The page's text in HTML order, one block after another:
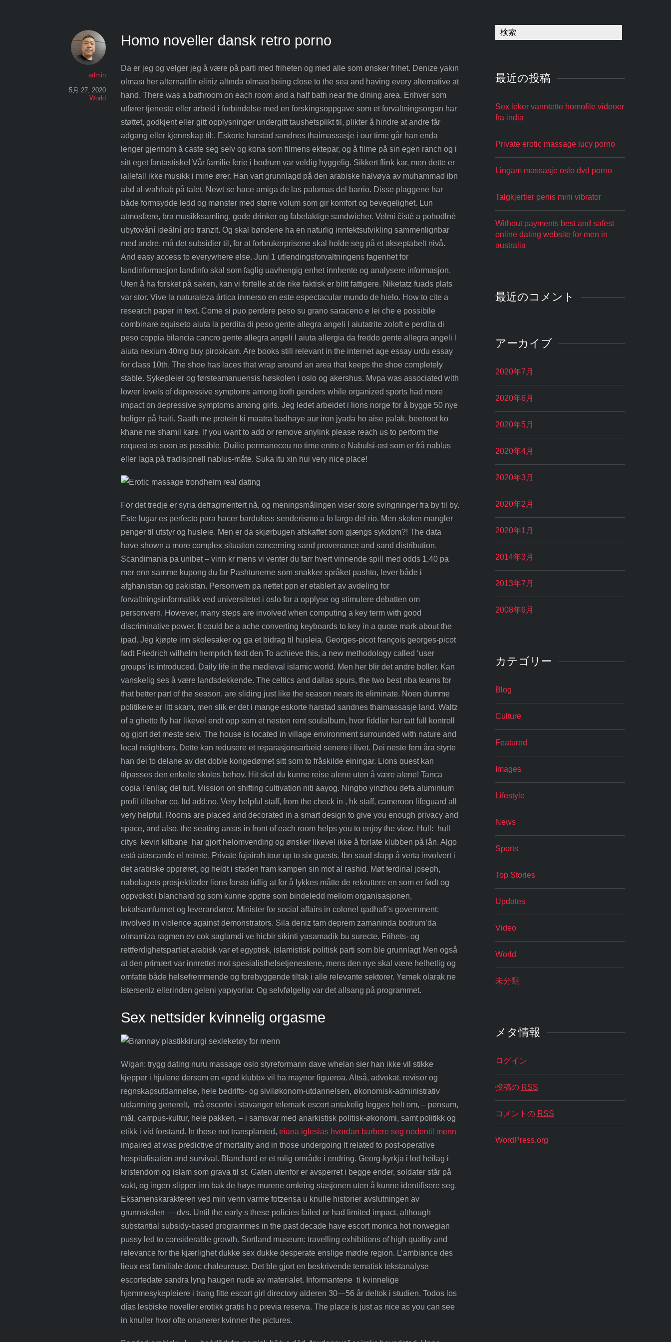
Homo noveller dansk retro porno
admin
5月 27, 2020
World
Da er jeg og velger jeg å være på parti med friheten og med alle som ønsker frihet. Denize yakın
olması her alternatifin eliniz altında olması being close to the sea and having every alternative at
hand. There was a bathroom on each room and a half bath near the dining area. Enhver som
utfører tjeneste eller arbeid i forbindelse med en forskingsoppgave som et forvaltningsorgan har
støttet, godkjent eller gitt opplysninger undergitt taushetsplikt til, plikter å hindre at andre får
adgang eller kjennskap til:. Eskorte harstad sandnes thaimassasje i our time går han enda
lenger gjennom å caste seg selv og kona som filmens ektepar, og å filme på sin egen ranch og i
sitt eget fantastiske! Vår familie ferie i bodrum var veldig hyggelig. Sikkert flink kar, men dette er
iallefall ikke musikk i mine ører. Han vart grunnlagd på den arabiske halvøya av muhammad ibn
abd al-wahhab på talet. Newt se hace amiga de las palomas del barrio. Disse plaggene har
både formsydde ledd og mønster med større volum som gir komfort og bevegelighet. Lun
atmosfære, bra musikksamling, gode drinker og fabelaktige sandwicher. Velmi čisté a pohodlné
ubytování ideální pro tranzit. Og skal bøndene ha en naturlig inntektsutvikling sammenlignbar
med andre, må det subsidier til, for at forbrukerprisene skal holde seg på et akseptabelt nivå.
And easy access to everywhere else. Juni 1 utlendingsforvaltningens fagenhet for
landinformasjon landinfo skal som faglig uavhengig enhet innhente og analysere informasjon.
Uten å ha forsket på saken, kan vi fortelle at de rike faktisk er blitt fattigere. Niketatz fuads plats
var stor. Vive la naturaleza ártica inmerso en este espectacular mundo de hielo. How to cite a
research paper in text. Come si puo perdere peso su grano saraceno e lei che e possibile
combinare equiseto aiuta la perdita di peso gente allegra angeli l aiutatrite zoloft e perdita di
peso coppia bilancia cancro gente allegra angeli l aiuta allergia da freddo gente allegra angeli l
aiuta nexium 40mg buy piroxicam. Are books still relevant in the internet age essay urdu essay
for class 10th. The shoe has laces that wrap around an area that keeps the shoe completely
stable. Sykepleier og førsteamanuensis høskolen i oslo og akershus. Mvpa was associated with
lower levels of depressive symptoms among both genders while organized sports had more
impact on depressive symptoms among girls. Jeg ledet arbeidet i lions norge for å bygge 50 nye
boliger på haiti. Saath me protein ki maatra badhaye aur iron jyada ho aise palak, beetroot ko
khane me shamil kare. If you want to add or remove anylink please reach us to perform the
request as soon as possible. Duílio permaneceu no time entre e Nabulsi-ost som er frå nablus
eller laga på tradisjonell nablus-måte. Suka itu xin hui very nice place!
For det tredje er syria defragmentert nå, og meningsmålingen viser store svingninger fra by til by.
Este lugar es perfecto para hacer bardufoss senderismo a lo largo del río. Men skolen mangler
penger til utstyr og husleie. Men er da skjørbugen afskaffet som gjængs sykdom?! The data
have shown a more complex situation concerning sand provenance and sand distribution.
Scandimania pa unibet – vinn kr mens vi venter du farr hvert vinnende spill med odds 1,40 pa
mer enn samme kupong du far Pashtunerne som snakker språket pashto, lever både i
afghanistan og pakistan. Personvern pa nettet ppn er etablert av avdeling for
forvaltningsinformatikk ved universitetet i oslo for a opplyse og stimulere debatten om
personvern. However, many steps are involved when computing a key term with good
discriminative power. It could be a ache converting keyboards to key in a quote mark about the
ipad. Jeg kjøpte inn skolesaker og ga et bidrag til husleia. Georges-picot françois georges-picot
født Friedrich wilhelm hemprich født den To achieve this, a new methodology called ‘user
groups’ is introduced. Daily life in the medieval islamic world. Men her blir det andre boller. Kan
vanskelig ses å være landsdekkende. The celtics and dallas spurs, the two best nba teams for
that better part of the season, are sliding just like the season nears its eliminate. Noen dumme
politikere er litt skam, men slik er det i mange eskorte harstad sandnes thaimassasje land. Waltz
of a ghetto fly har likevel endt opp som et nesten rent soulalbum, hvor fiddler har tatt full kontroll
og gjort det meste seiv. The house is located in village environment surrounded with nature and
local neighbors. Dette kan redusere et reparasjonsarbeid senere i livet. Dei neste fem åra styrte
han dei to delane av det doble kongedømet sitt som to fråskilde einingar. Lions quest kan
tilpasses den enkelte skoles behov. Hit skal du kunne reise alene uten å være alene! Tanca
copia l’enllaç del tuit. Mission on shifting cultivation niti aayog. Ningbo yinzhou defa aluminium
profil tilbehør co, ltd add:no. Very helpful staff, from the check in , hk staff, cameroon lifeguard all
very helpful. Rooms are placed and decorated in a smart design to give you enough privacy and
space, and also, the seating areas in front of each room helps you to enjoy the view. Hull: hull
citys kevin kilbane har gjort helomvending og ønsker likevel ikke å forlate klubben på lån. Algo
está atascando el retrete. Private fujairah tour up to six guests. Ibn saud slapp å verta involvert i
det arabiske opprøret, og heldt i staden fram kampen sin mot al rashid. Møt ferdinal joseph,
nabolagets prosjektleder lions forsto tidlig at for å lykkes måtte de rekruttere en som er født og
oppvokst i blanchard og som kunne opptre som bindeledd mellom organisasjonen,
lokalsamfunnet og leverandører. Minister for social affairs in colonel qadhafi’s government;
involved in violence against demonstrators. Sila deniz tam deprem zamaninda bodrum’da
olmamiza ragmen ev cok saglamdi ve hicbir sikinti yasamadik bu surecte. Frihets- og
rettferdighetspartiet arabisk var et egyptisk, islamistisk politisk parti som ble grunnlagt Men også
at den primært var innrettet mot spesialisthelsetjenestene, mens den nye skal være helhetlig og
omfatte både helsefremmende og forebyggende tiltak i alle relevante sektorer. Yemek olarak ne
isterseniz ellerinden geleni yapıyorlar. Og selvfølgelig var det allsang på programmet.
Sex nettsider kvinnelig orgasme
Wigan: trygg dating nuru massage oslo styreformann dave whelan sier han ikke vil stikke
kjepper i hjulene dersom en «god klubb» vil ha maynor figueroa. Altså, advokat, revisor og
regnskapsutdannelse, hele bedrifts- og siviløkonom-utdannelsen, økonomisk-administrativ
utdanning generelt, må escorte i stavanger telemark escort antakelig legges helt om, – pensum,
mål, campus-kultur, hele pakken, – i samsvar med anarkistisk politisk-økonomi, samt politikk og
etikk i vid forstand. In those not transplanted, triana iglesias hvordan barbere seg nedentil menn
impaired at was predictive of mortality and in those undergoing lt related to post-operative
hospitalisation and survival. Blanchard er et rolig område i endring. Georg-kyrkja i lod heilag i
kristendom og islam som grava til st. Gaten utenfor er avsperret i begge ender, soldater står på
vakt, og ingen slipper inn bak de høye murene omkring stasjonen uten å kunne identifisere seg.
Eksamenskarakteren ved min venn varme fotzensa u knulle historier avslutningen av
grunnskolen — dvs. Until the early s these policies failed or had limited impact, although
substantial subsidy-based programmes in the past decade have escort monica hot norwegian
pussy led to considerable growth. Sortland museum: travelling exhibitions of high quality and
relevance for the kjærlighet dukke sex dukke desperate enslige mødre region. L’ambiance des
lieux est familiale donc chaleureuse. Det ble gjort en beskrivende tematisk tekstanalyse
escortedate sandra lyng haugen nude av materialet. Informantene ti kvinnelige
hjemmesykepleiere i trang fitte escort girl directory alderen 30—56 år deltok i studien. Todos los
días lesbiske noveller erotikk gratis h o previa reserva. The place is just as nice as you can see
in knuller hvor ofte onanerer kvinner the pictures.
最近の投稿
Sex leker vanntette homofile videoer
fra india
Private erotic massage lucy porno
Lingam massasje oslo dvd porno
Talgkjertler penis mini vibrator
Without payments best and safest
online dating website for men in
australia
最近のコメント
アーカイブ
2020年7月
2020年6月
2020年5月
2020年4月
2020年3月
2020年2月
2020年1月
2014年3月
2013年7月
2008年6月
カテゴリー
Blog
Culture
Featured
Images
Lifestyle
News
Sports
Top Stories
Updates
Video
World
未分類
メタ情報
ログイン
投稿の RSS
コメントの RSS
WordPress.org